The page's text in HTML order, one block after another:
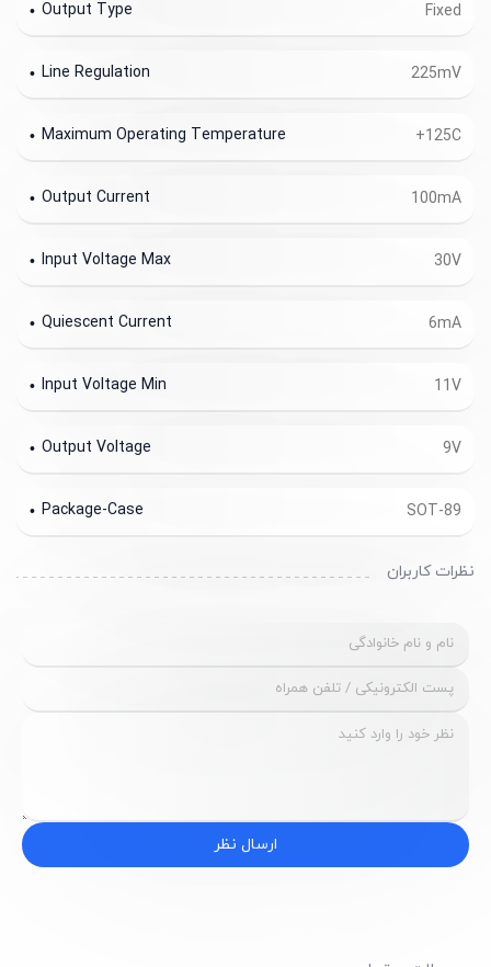
Fixed
Output Type
225mV
Line Regulation
+125C
Maximum Operating Temperature
100mA
Output Current
30V
Input Voltage Max
6mA
Quiescent Current
11V
Input Voltage Min
9V
Output Voltage
SOT-89
Package-Case
نظرات کاربران
ارسال نظر